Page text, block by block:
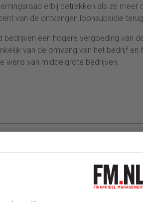
erbij betrekken als ze meer
van de ontvangen loonsubsidie
een hogere vergoeding van
van de omvang van het bedrijf
wens van middelgrote bedrijven.